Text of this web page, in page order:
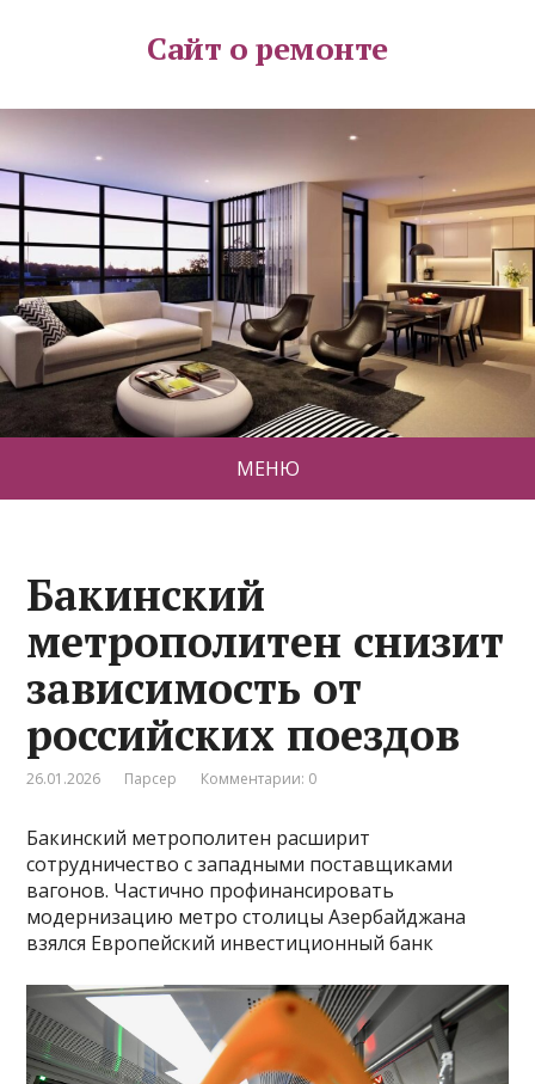
Сайт о ремонте
МЕНЮ
Бакинский
метрополитен снизит
зависимость от
российских поездов
26.01.2026 Парсер Комментарии: 0
Бакинский метрополитен расширит
сотрудничество с западными поставщиками
вагонов. Частично профинансировать
модернизацию метро столицы Азербайджана
взялся Европейский инвестиционный банк